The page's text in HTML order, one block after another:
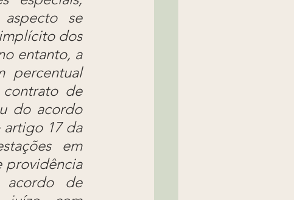
se
dos
entanto, a
percentual
de
do acordo
artigo 17 da
em
providência
acordo de